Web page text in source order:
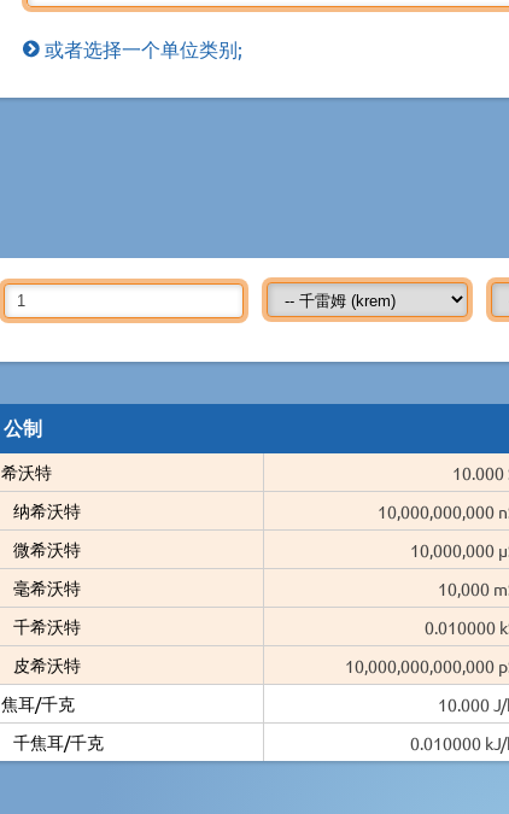
或者选择一个单位类别;
公制
希沃特
10.000
纳希沃特
10,000,000,000
微希沃特
10,000,000
毫希沃特
10,000
千希沃特
0.010000
皮希沃特
10,000,000,000,000
焦耳/千克
10.000
千焦耳/千克
0.010000